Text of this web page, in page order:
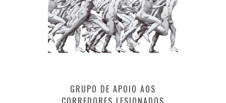
GRUPO DE APOIO AOS